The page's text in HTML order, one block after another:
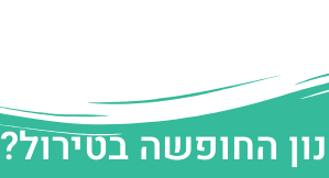
החופשה בטירול?